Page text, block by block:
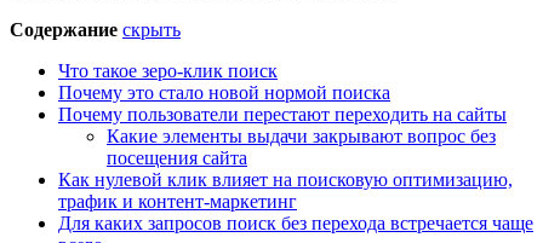
Содержание скрыть
Что такое зеро-клик поиск
Почему это стало новой нормой поиска
Почему пользователи перестают переходить на сайты
Какие элементы выдачи закрывают вопрос без
посещения сайта
Как нулевой клик влияет на поисковую оптимизацию,
трафик и контент-маркетинг
Для каких запросов поиск без перехода встречается чаще